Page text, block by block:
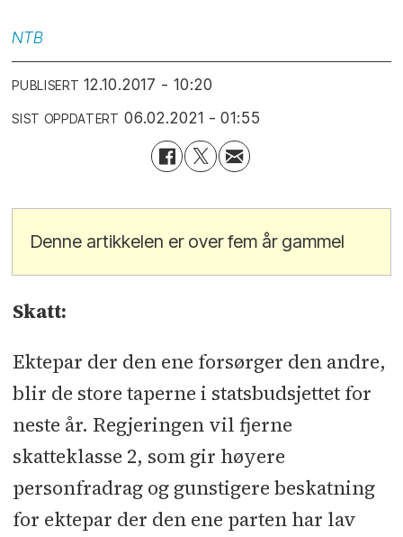
NTB
PUBLISERT 12.10.2017 - 10:20
SIST OPPDATERT 06.02.2021 - 01:55
Denne artikkelen er over fem år gammel
Skatt:
Ektepar der den ene forsørger den andre,
blir de store taperne i statsbudsjettet for
neste år. Regjeringen vil fjerne
skatteklasse 2, som gir høyere
personfradrag og gunstigere beskatning
for ektepar der den ene parten har lav